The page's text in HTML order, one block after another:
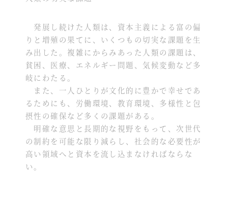
発展し続けた人類は、資本主義による富の偏
りと増殖の果てに、いくつもの切実な課題を生
み出した。複雑にからみあった人類の課題は、
貧困、医療、エネルギー問題、気候変動など多
岐にわたる。
また、一人ひとりが文化的に豊かで幸せであ
るためにも、労働環境、教育環境、多様性と包
摂性の確保など多くの課題がある。
明確な意思と長期的な視野をもって、次世代
の制約を可能な限り減らし、社会的な必要性が
高い領域へと資本を流し込まなければならな
い。